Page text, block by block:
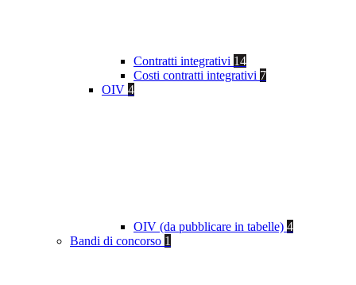
Contratti integrativi 14
Costi contratti integrativi 7
OIV 4
OIV (da pubblicare in tabelle) 4
Bandi di concorso 1